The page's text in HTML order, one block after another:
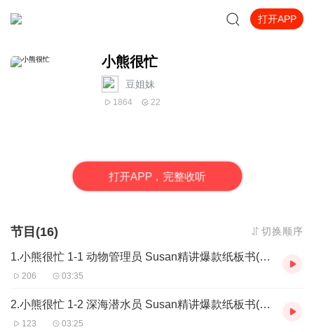
打开APP
小熊很忙
豆姐妹
1864 22
打开APP，完整收听
节目(16) 切换顺序
1.小熊很忙 1-1 动物管理员 Susan精讲爆款纸板书(Av542846711,P1)
206 03:35
2.小熊很忙 1-2 深海潜水员 Susan精讲爆款纸板书(Av542846711,P2)
123 03:25